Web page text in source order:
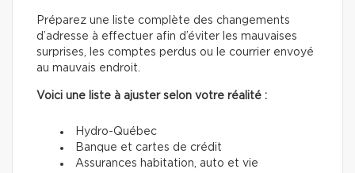
Préparez une liste complète des changements
d’adresse à effectuer afin d’éviter les mauvaises
surprises, les comptes perdus ou le courrier envoyé
au mauvais endroit.
Voici une liste à ajuster selon votre réalité :
Hydro-Québec
Banque et cartes de crédit
Assurances habitation, auto et vie